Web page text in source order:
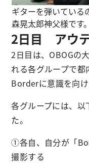
ギターを弾いている
森晃太郎神父様です。
2日目 アウテ
2日目は、OBOGの
れる各グループで
Borderに意識を向け
各グループには、
た。
①各自、自分が「
撮影する